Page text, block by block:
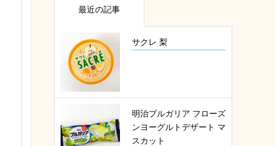
最近の記事
サクレ 梨
明治ブルガリア フローズ
ンヨーグルトデザート マ
スカット